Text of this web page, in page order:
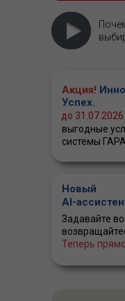
Акция!
Успех.
выгодные
системы
до 31.07.2026
Новый
AI-
Задавайте
Теперь